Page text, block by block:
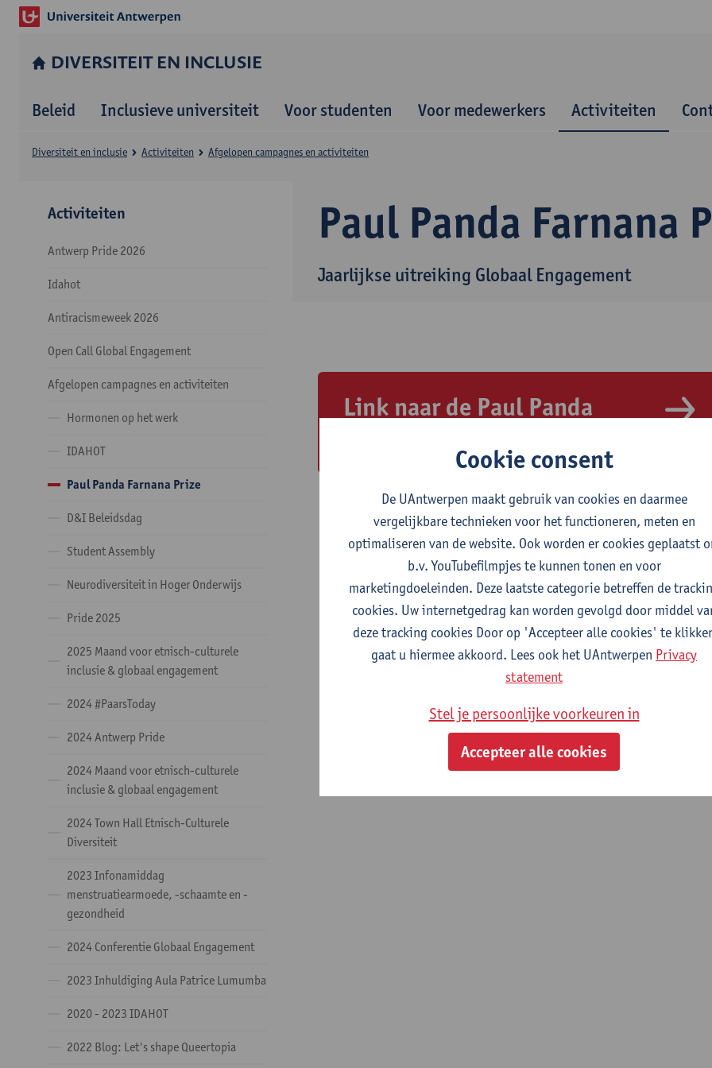
DIVERSITEIT EN INCLUSIE
Beleid Inclusieve universiteit Voor studenten Voor medewerkers Activiteiten
Paul Panda Farnana
Jaarlijkse uitreiking Globaal Engagement
Diversiteit en inclusie Activiteiten Afgelopen campagnes en activiteiten
Activiteiten
Antwerp Pride 2026
Idahot
Antiracismeweek 2026
Open Call Global Engagement
Afgelopen campagnes en activiteiten
Hormonen op het werk
IDAHOT
Paul Panda Farnana Prize
D&I Beleidsdag
Student Assembly
Neurodiversiteit in Hoger Onderwijs
Pride 2025
2025 Maand voor etnisch-culturele
inclusie & globaal engagement
2024 #PaarsToday
2024 Antwerp Pride
2024 Maand voor etnisch-culturele
inclusie & globaal engagement
2024 Town Hall Etnisch-Culturele
Diversiteit
2023 Infonamiddag
menstruatiearmoede, -schaamte en -
gezondheid
2024 Conferentie Globaal Engagement
2023 Inhuldiging Aula Patrice Lumumba
2020 - 2023 IDAHOT
2022 Blog: Let's shape Queertopia
Link naar de Paul Panda
Cookie consent
De UAntwerpen maakt gebruik van cookies en daarmee
vergelijkbare technieken voor het functioneren, meten en
optimaliseren van de website. Ook worden er cookies geplaatst
b.v. YouTubefilmpjes te kunnen tonen en voor
marketingdoeleinden. Deze laatste categorie betreffen de
cookies. Uw internetgedrag kan worden gevolgd door middel
deze tracking cookies Door op 'Accepteer alle cookies' te
gaat u hiermee akkoord. Lees ook het UAntwerpen Privacy
statement
Stel je persoonlijke voorkeuren in
Accepteer alle cookies